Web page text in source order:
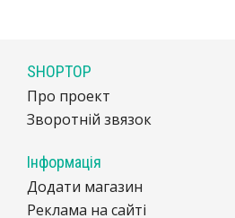
SHOPTOP
Про проект
Зворотній звязок
Інформація
Додати магазин
Реклама на сайті